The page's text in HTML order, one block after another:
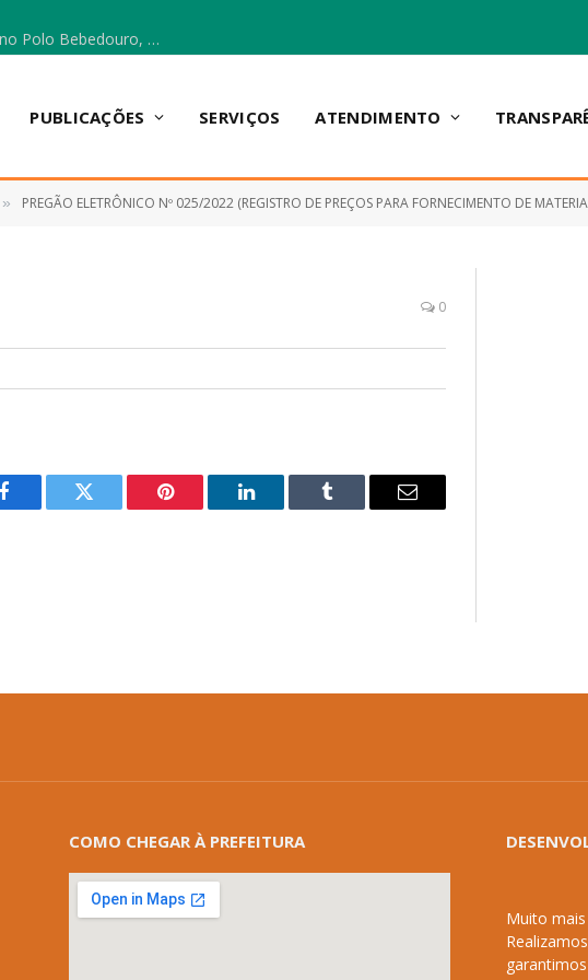
Escola Municipal Vicentina Vieira dos Santos, no Polo Bebedouro, recebeu materiais para a implantação do Cantinho da Leitura e da Sala Multidisciplinar.
PUBLICAÇÕES SERVIÇOS ATENDIMENTO
» PREGÃO ELETRÔNICO Nº 025/2022 (REGISTRO DE PREÇOS PARA FORNECIMENTO DE
0
Facebook Twitter Pinterest LinkedIn Tumblr
E-
COMO CHEGAR À PREFEITURA
Muito